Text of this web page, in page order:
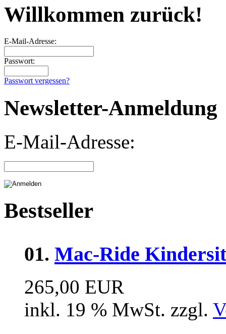
Willkommen zurück!
E-Mail-Adresse:
Passwort:
Passwort vergessen?
Newsletter-Anmeldung
E-Mail-Adresse:
Bestseller
01. Mac-Ride
265,00 EUR
inkl. 19 % MwSt. zzgl.